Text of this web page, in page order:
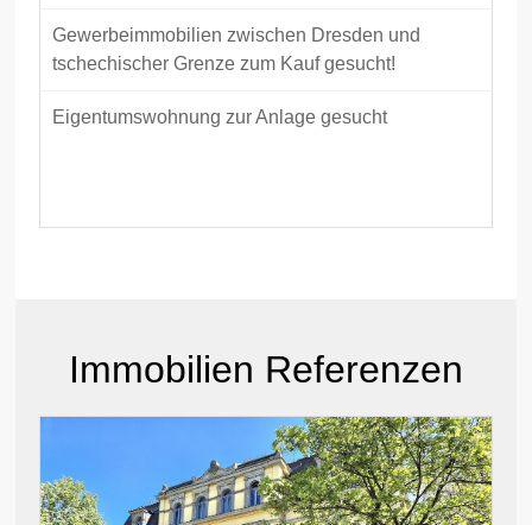
Gewerbeimmobilien zwischen Dresden und
tschechischer Grenze zum Kauf gesucht!
Eigentumswohnung zur Anlage gesucht
Immobilien Referenzen